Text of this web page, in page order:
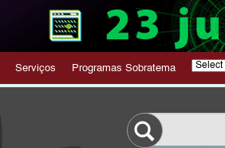
Serviços Programas Sobratema